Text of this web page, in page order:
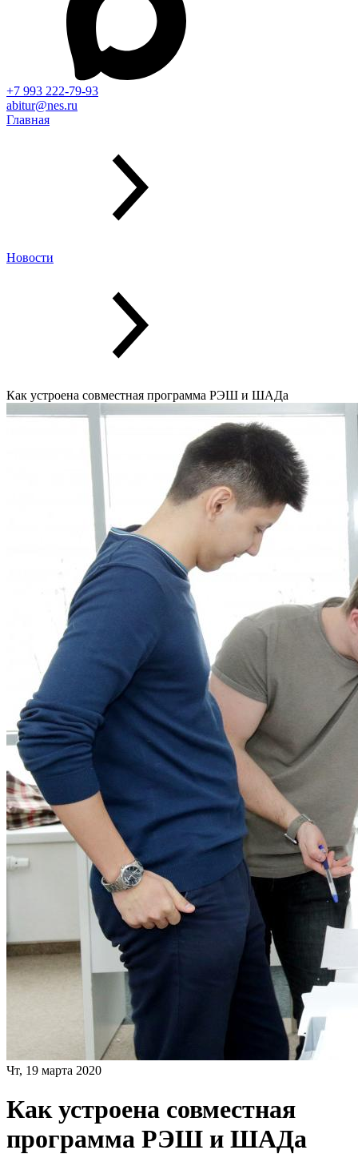
+7 993 222-79-93
abitur@nes.ru
Главная
Новости
Как устроена совместная программа РЭШ и ШАДа
Чт, 19 марта 2020
Как устроена совместная
программа РЭШ и ШАДа